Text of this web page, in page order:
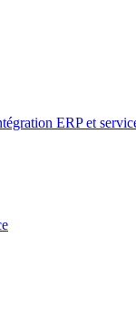
ERP et